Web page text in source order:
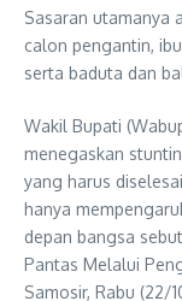
Sasaran utamanya
calon pengantin,
serta baduta dan
Wakil Bupati
menegaskan
yang harus
hanya
depan bangsa
Pantas Melalui
Samosir, Rabu (22/